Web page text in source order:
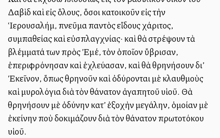
Δαβὶδ καὶ εἰς ὅλους, ὅσοι κατοικοῦν εἰς τὴν
Ἱερουσαλήμ, πνεῦμα παντὸς εἴδους χάριτος,
συμπαθείας καὶ εὐσπλαγχνίας· καὶ θὰ στρέψουν τὰ
βλέμματά των πρὸς Ἐμέ, τὸν ὁποῖον ὕβρισαν,
ἐπεριφρόνησαν καὶ ἐχλεύασαν, καὶ θὰ θρηνήσουν δι’
Ἐκεῖνον, ὅπως θρηνοῦν καὶ ὀδύρονται μὲ κλαυθμοὺς
καὶ μυρολόγια διὰ τὸν θάνατον ἀγαπητοῦ υἱοῦ. Θὰ
θρηνήσουν μὲ ὀδύνην κατ’ ἐξοχὴν μεγάλην, ὁμοίαν μὲ
ἐκείνην ποὺ δοκιμάζουν διὰ τὸν θάνατον πρωτοτόκου
υἱοῦ.